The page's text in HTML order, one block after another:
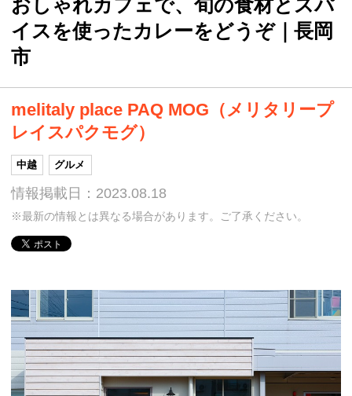
おしゃれカフェで、旬の食材とスパ
イスを使ったカレーをどうぞ｜長岡
市
melitaly place PAQ MOG（メリタリープ
レイスパクモグ）
中越 グルメ
情報掲載日：2023.08.18
※最新の情報とは異なる場合があります。ご了承ください。